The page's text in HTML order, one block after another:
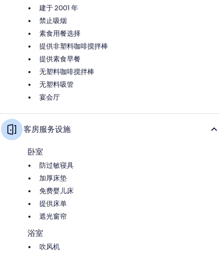
建于 2001 年
禁止吸烟
素食用餐选择
提供非塑料咖啡搅拌棒
提供素食早餐
无塑料咖啡搅拌棒
无塑料吸管
宴会厅
客房服务设施
卧室
防过敏寝具
加厚床垫
免费婴儿床
提供床单
遮光窗帘
浴室
吹风机